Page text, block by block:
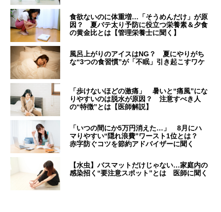
食欲ないのに体重増…「そうめんだけ」が原
因？ 夏バテ太り予防に役立つ栄養素＆夕食
の黄金比とは【管理栄養士に聞く】
風呂上がりのアイスはNG？ 夏にやりがち
な“3つの食習慣”が「不眠」引き起こすワケ
「歩けないほどの激痛」 暑いと“痛風”にな
りやすいのは脱水が原因？ 注意すべき人
の“特徴”とは【医師解説】
「いつの間にか5万円消えた…」 8月にハ
マりやすい“隠れ浪費”ワースト1位とは？
赤字防ぐコツを節約アドバイザーに聞く
【水虫】バスマットだけじゃない…家庭内の
感染招く“要注意スポット”とは 医師に聞く